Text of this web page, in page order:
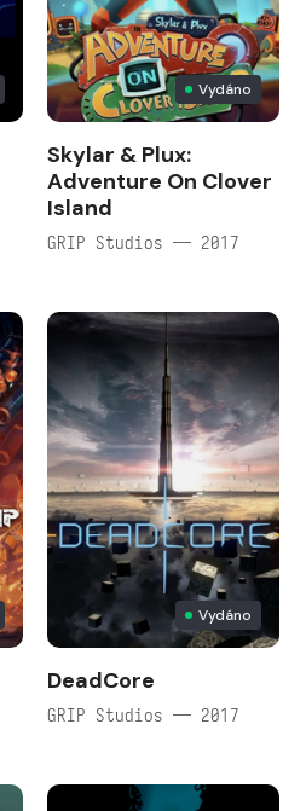
Vydáno
Skylar & Plux:
Adventure On Clover
Island
GRIP Studios — 2017
Vydáno
DeadCore
GRIP Studios — 2017